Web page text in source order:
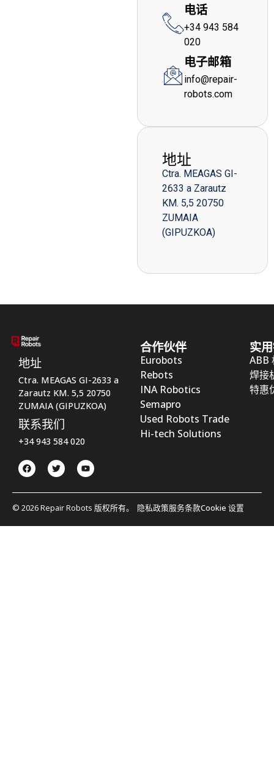
电话
+34 943 584
020
电子邮箱
info@repair-
robots.com
地址
Ctra. MEAGAS GI-
2633 a Zarautz
KM. 5,5 20750
ZUMAIA
(GIPUZKOA)
地址
Ctra. MEAGAS GI-2633 a
Zarautz KM. 5,5 20750
ZUMAIA (GIPUZKOA)
联系我们
+34 943 584 020
合作伙伴
Eurobots
Rebots
INA Robotics
Semapro
Used Robots Trade
Hi-tech Solutions
实
ABB
焊接
特惠
© 2026 Repair Robots 版权所有。 隐私政策服务条款Cookie 设置